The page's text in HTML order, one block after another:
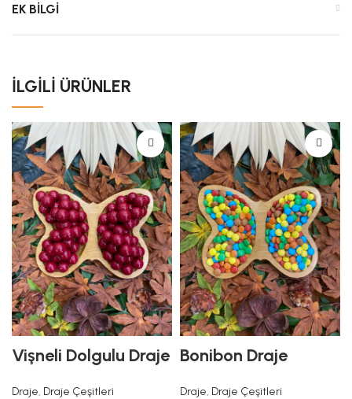
EK BILGI
İLGILI ÜRÜNLER
Vişneli Dolgulu Draje
Draje, Draje Çeşitleri
Bonibon Draje
Draje, Draje Çeşitleri